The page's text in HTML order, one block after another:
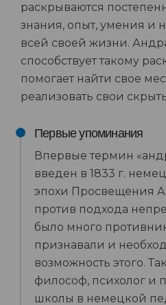
раскрываются
знания, опыт, умения и
всей своей жизни.
способствует такому
помогает найти свое
реализовать свои
Первые упоминания
Впервые термин
введен в 1833 г.
эпохи Просвещения
против подхода
было много
признавали и
возможность этого.
философ, психолог и
школы в немецкой